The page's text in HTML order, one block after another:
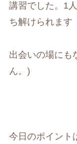
講習でした。1
ち解けられます
出会いの場にも
ん。)
今日のポイント